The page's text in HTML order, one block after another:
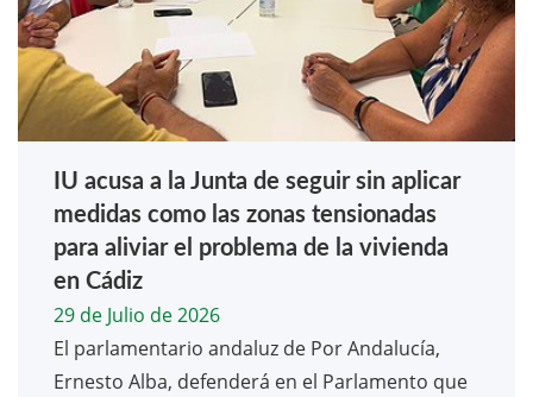
IU acusa a la Junta de seguir sin aplicar
medidas como las zonas tensionadas
para aliviar el problema de la vivienda
en Cádiz
29 de Julio de 2026
El parlamentario andaluz de Por Andalucía,
Ernesto Alba, defenderá en el Parlamento que